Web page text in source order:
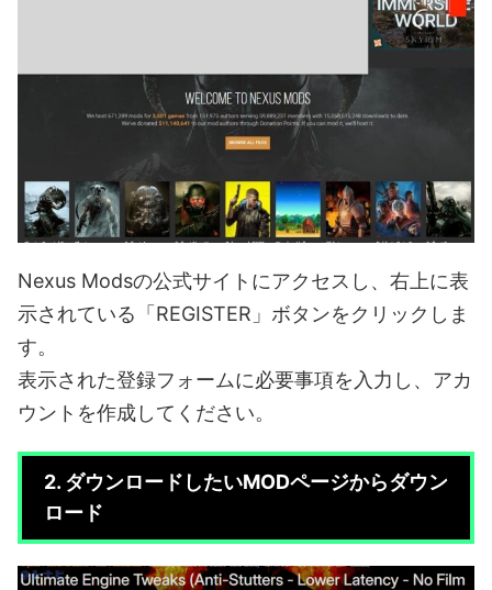
Nexus Modsの公式サイトにアクセスし、右上に表
示されている「REGISTER」ボタンをクリックしま
す。
表示された登録フォームに必要事項を入力し、アカ
ウントを作成してください。
2. ダウンロードしたいMODページからダウン
ロード